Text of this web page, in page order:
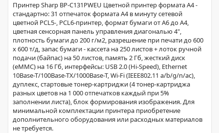
Принтер Sharp BP-C131PWEU Цветной принтер формата A4 -
стандартно: 31 отпечаток формата A4 в минуту сетевой
цветной PCL5-, PCL6-принтер, формат бумаги от A6 до A4,
цветная сенсорная панель управления диагональю 4",
плотность бумаги до 200 г/м2, разрешение при печати до 600
x 600 т/д, запас бумаги - кассета на 250 листов + лоток ручной
подачи (байпас) на 50 листов, память 2 Гб, жесткий диск
(eMMC) на 16 Гб, интерфейсы: USB 2.0 (Hi-Speed), Ethernet
10Base-T/100Base-TX/1000Base-T, Wi-Fi (IEEE802.11 a/b/g/n/ac),
дуплекс, стартовые тонер-картриджи (4 тонер-картриджа
разных цветов на 1 000 отпечатков каждый при 5%
заполнении листа), блок формирования изображения. Для
минимальной комплектации принтера приобретение
дополнительного оборудования или расходных материалов
не требуется.